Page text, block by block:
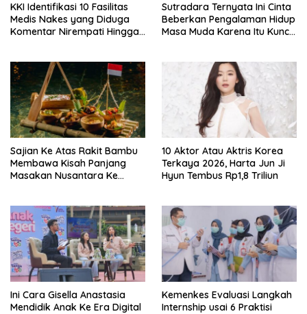
KKI Identifikasi 10 Fasilitas
Medis Nakes yang Diduga
Komentar Nirempati Hingga
Sutradara Ternyata Ini Cinta
Beberkan Pengalaman Hidup
Masa Muda Karena Itu Kunci
Sajian Ke Atas Rakit Bambu
Membawa Kisah Panjang
Masakan Nusantara Ke
10 Aktor Atau Aktris Korea
Terkaya 2026, Harta Jun Ji
Hyun Tembus Rp1,8 Triliun
Ini Cara Gisella Anastasia
Mendidik Anak Ke Era Digital
Kemenkes Evaluasi Langkah
Internship usai 6 Praktisi